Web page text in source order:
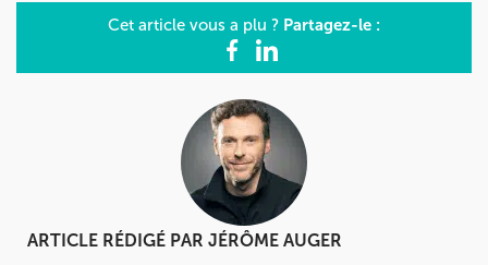
Cet article vous a plu ? Partagez-le :
ARTICLE RÉDIGÉ PAR JÉRÔME AUGER